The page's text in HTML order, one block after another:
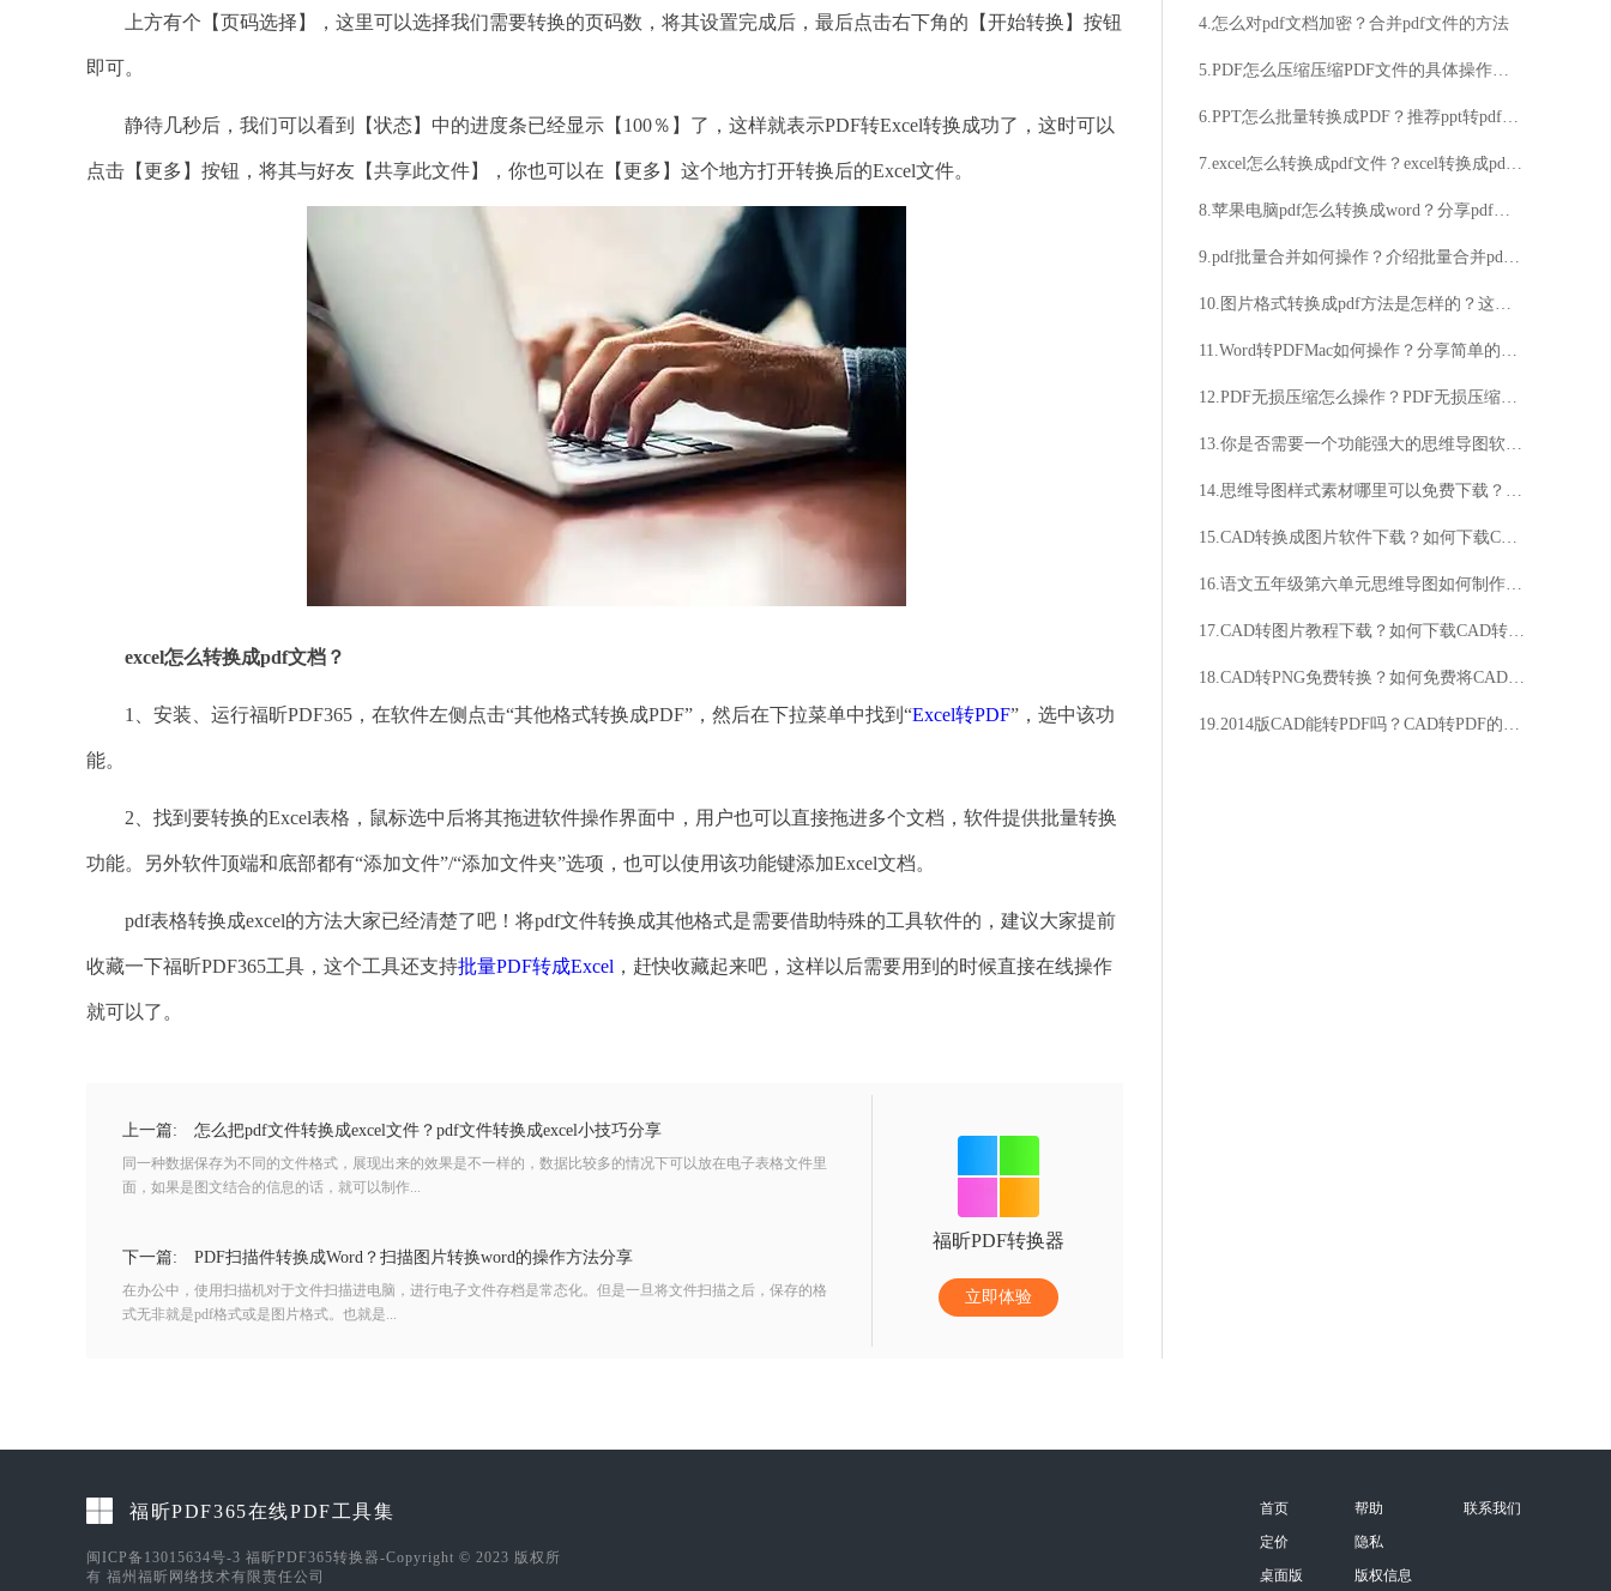
上方有个【页码选择】，这里可以选择我们需要转换的页码数，将其设置完成后，最后点击右下角的【开始转换】按钮
即可。
静待几秒后，我们可以看到【状态】中的进度条已经显示【100％】了，这样就表示PDF转Excel转换成功了，这时可以
点击【更多】按钮，将其与好友【共享此文件】，你也可以在【更多】这个地方打开转换后的Excel文件。
excel怎么转换成pdf文档？
1、安装、运行福昕PDF365，在软件左侧点击“其他格式转换成PDF”，然后在下拉菜单中找到“Excel转PDF”，选中该功
能。
2、找到要转换的Excel表格，鼠标选中后将其拖进软件操作界面中，用户也可以直接拖进多个文档，软件提供批量转换
功能。另外软件顶端和底部都有“添加文件”/“添加文件夹”选项，也可以使用该功能键添加Excel文档。
pdf表格转换成excel的方法大家已经清楚了吧！将pdf文件转换成其他格式是需要借助特殊的工具软件的，建议大家提前
收藏一下福昕PDF365工具，这个工具还支持批量PDF转成Excel ，赶快收藏起来吧，这样以后需要用到的时候直接在线操作
就可以了。
上一篇: 怎么把pdf文件转换成excel文件？pdf文件转换成excel小技巧分享
同一种数据保存为不同的文件格式，展现出来的效果是不一样的，数据比较多的情况下可以放在电子表格文件里
面，如果是图文结合的信息的话，就可以制作...
下一篇: PDF扫描件转换成Word？扫描图片转换word的操作方法分享
在办公中，使用扫描机对于文件扫描进电脑，进行电子文件存档是常态化。但是一旦将文件扫描之后，保存的格
式无非就是pdf格式或是图片格式。也就是...
福昕PDF转换器
立即体验
4.怎么对pdf文档加密？合并pdf文件的方法
5.PDF怎么压缩压缩PDF文件的具体操作流程
6.PPT怎么批量转换成PDF？推荐ppt转pdf的好方法
7.excel怎么转换成pdf文件？excel转换成pdf教程分享
8.苹果电脑pdf怎么转换成word？分享pdf转word的好方法
9.pdf批量合并如何操作？介绍批量合并pdf的好方法
10.图片格式转换成pdf方法是怎样的？这个方法操作很简单
11.Word转PDFMac如何操作？分享简单的操作方法
12.PDF无损压缩怎么操作？PDF无损压缩技巧分享
13.你是否需要一个功能强大的思维导图软件？是否想要拥有丰富多样的模版选择？
14.思维导图样式素材哪里可以免费下载？如何设计出独特的思维导图样式？
15.CAD转换成图片软件下载？如何下载CAD转换成图片软件？
16.语文五年级第六单元思维导图如何制作？思维导图有什么作用？
17.CAD转图片教程下载？如何下载CAD转图片教程？
18.CAD转PNG免费转换？如何免费将CAD转为PNG？
19.2014版CAD能转PDF吗？CAD转PDF的方法是什么？
福昕PDF365在线PDF工具集
闽ICP备13015634号-3 福昕PDF365转换器-Copyright © 2023 版权所
有 福州福昕网络技术有限责任公司
首页
定价
桌面版
帮助
隐私
版权信息
联系我们